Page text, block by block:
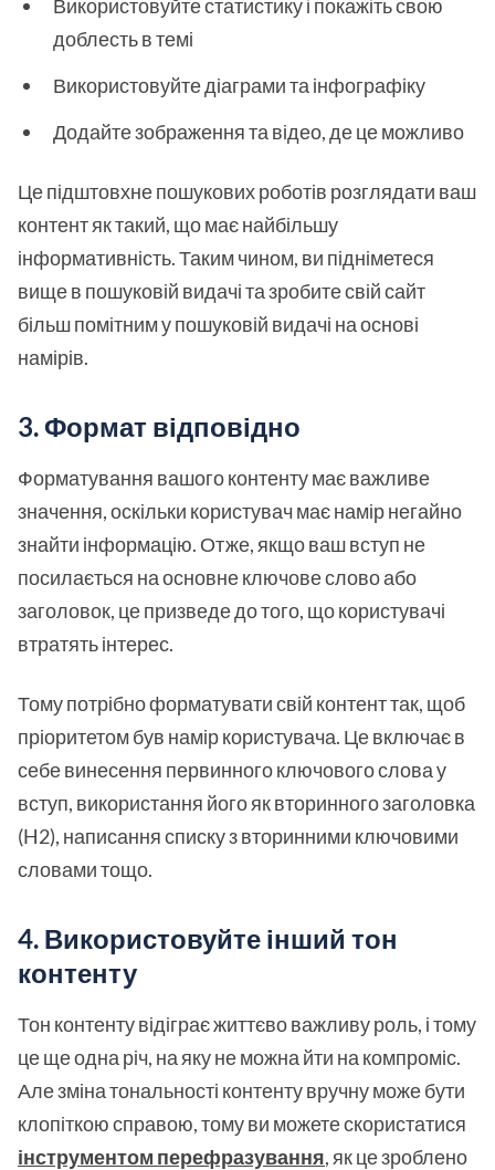
Використовуйте статистику і покажіть свою
доблесть в темі
Використовуйте діаграми та інфографіку
Додайте зображення та відео, де це можливо
Це підштовхне пошукових роботів розглядати ваш
контент як такий, що має найбільшу
інформативність. Таким чином, ви підніметеся
вище в пошуковій видачі та зробите свій сайт
більш помітним у пошуковій видачі на основі
намірів.
3. Формат відповідно
Форматування вашого контенту має важливе
значення, оскільки користувач має намір негайно
знайти інформацію. Отже, якщо ваш вступ не
посилається на основне ключове слово або
заголовок, це призведе до того, що користувачі
втратять інтерес.
Тому потрібно форматувати свій контент так, щоб
пріоритетом був намір користувача. Це включає в
себе винесення первинного ключового слова у
вступ, використання його як вторинного заголовка
(H2), написання списку з вторинними ключовими
словами тощо.
4. Використовуйте інший тон
контенту
Тон контенту відіграє життєво важливу роль, і тому
це ще одна річ, на яку не можна йти на компроміс.
Але зміна тональності контенту вручну може бути
клопіткою справою, тому ви можете скористатися
інструментом перефразування, як це зроблено